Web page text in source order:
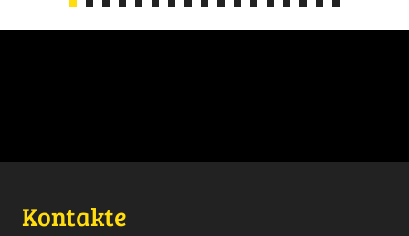
Kontakte